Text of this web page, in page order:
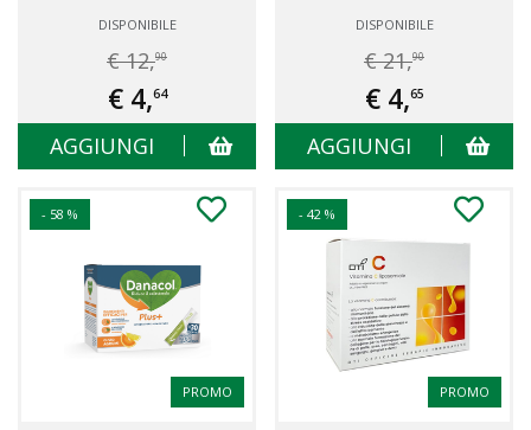
DISPONIBILE
€ 12,90
€ 4,64
AGGIUNGI
DISPONIBILE
€ 21,90
€ 4,65
AGGIUNGI
- 58 %
PROMO
- 42 %
PROMO